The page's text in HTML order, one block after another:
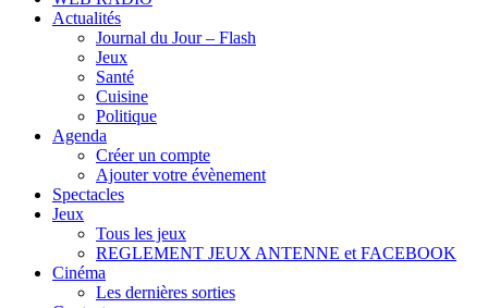
Actualités
Journal du Jour – Flash
Jeux
Santé
Cuisine
Politique
Agenda
Créer un compte
Ajouter votre évènement
Spectacles
Jeux
Tous les jeux
REGLEMENT JEUX ANTENNE et FACEBOOK
Cinéma
Les dernières sorties